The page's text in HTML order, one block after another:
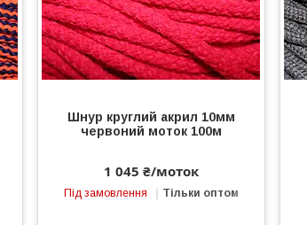
Шнур круглий акрил 10мм
червоний моток 100м
1 045 ₴/моток
Під замовлення Тільки оптом